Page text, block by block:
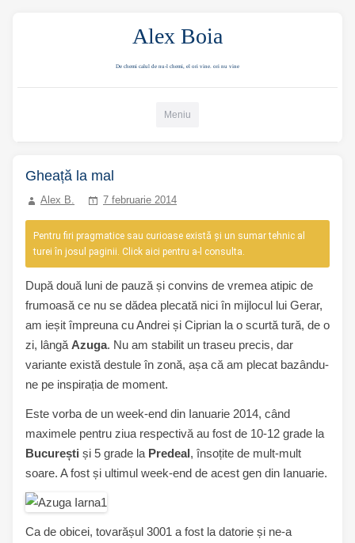
Alex Boia
De chemi calul de nu-l chemi, el ori vine. ori nu vine
Meniu
Gheață la mal
Alex B. 7 februarie 2014
Pentru firi pragmatice sau curioase există și un sumar tehnic al
turei în josul paginii. Click aici pentru a-l consulta.
După două luni de pauză și convins de vremea atipic de
frumoasă ce nu se dădea plecată nici în mijlocul lui Gerar,
am ieșit împreuna cu Andrei și Ciprian la o scurtă tură, de o
zi, lângă Azuga. Nu am stabilit un traseu precis, dar
variante există destule în zonă, așa că am plecat bazându-
ne pe inspirația de moment.
Este vorba de un week-end din Ianuarie 2014, când
maximele pentru ziua respectivă au fost de 10-12 grade la
București și 5 grade la Predeal, însoțite de mult-mult
soare. A fost și ultimul week-end de acest gen din Ianuarie.
Ca de obicei, tovarășul 3001 a fost la datorie și ne-a